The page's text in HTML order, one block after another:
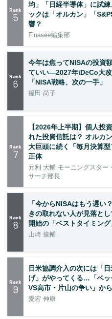
Rank
5
均」「日経半導体」に試練
ックは「オルカン」「
響？
Finasee編集部
Rank
6
今年は焦ってNISAの投資
ていい―2027年iDeCo大
「NISA戦略、次の一手」
篠田 尚子
Rank
7
【2026年上半期】個人投
れた投資信託は？ オルカ
大巨頭に続く「毎月決算
正体
元利 大輔 モーニングスター
サーチ部長
Rank
8
「今からNISAはもう遅い
きの取れない人が見落と
開始の「ベストタイミング
山崎 俊輔
Rank
9
日米協調介入の次には「
げ」がやってくる…「ベッ
VS高市・片山の争い」か
愛宕 伸康